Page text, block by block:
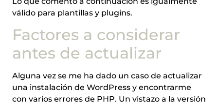
válido para plantillas y plugins.
Factores a considerar
antes de actualizar
Alguna vez se me ha dado un caso de actualizar
una instalación de WordPress y encontrarme
con varios errores de PHP. Un vistazo a la versión